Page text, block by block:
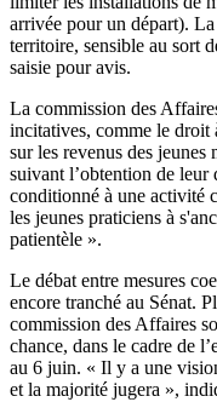
arrivée pour un départ).
territoire, sensible au sort
saisie pour avis.
La commission des
incitatives, comme le droit
sur les revenus des jeunes
suivant l’obtention de leur
conditionné à une activité
les jeunes praticiens à
patientèle ».
Le débat entre mesures
encore tranché au Sénat.
commission des Affaires
chance, dans le cadre de
au 6 juin. « Il y a une
et la majorité jugera »,